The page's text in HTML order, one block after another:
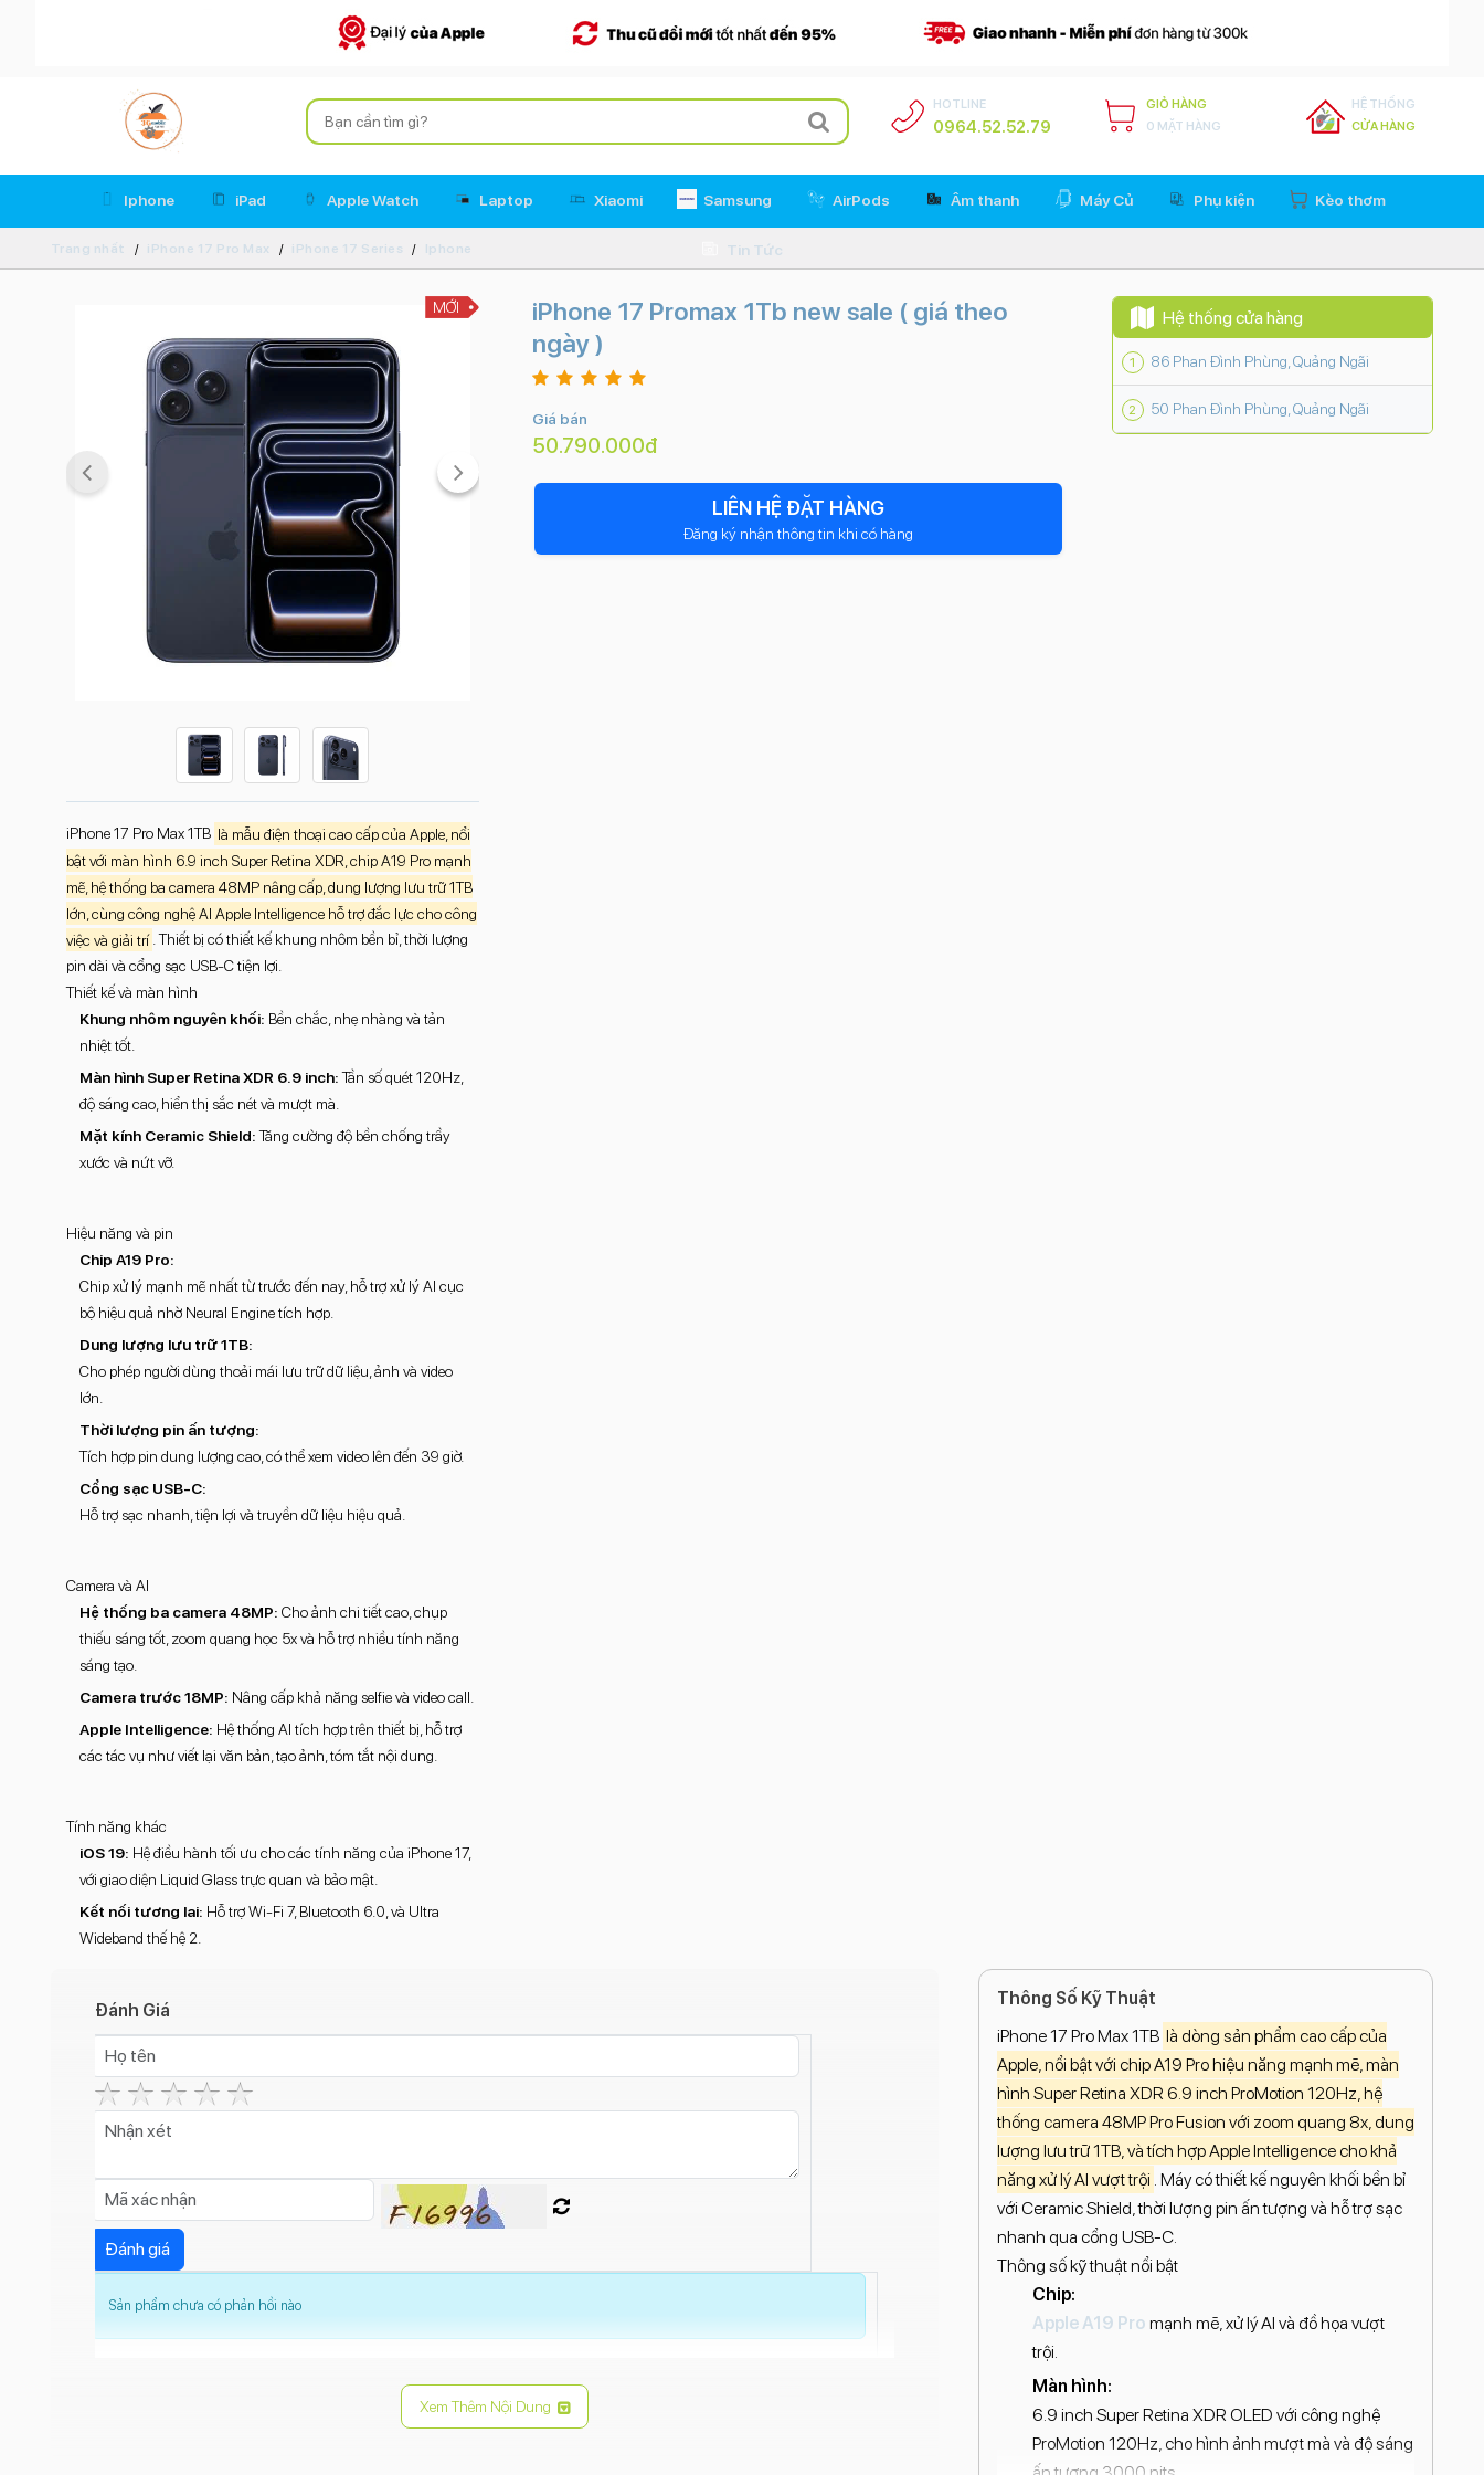
HOTLINE
0964.52.52.79
GIỎ HÀNG
0 MẶT HÀNG
HỆ THỐNG
CỬA HÀNG
Iphone iPad Apple Watch Laptop Xiaomi Samsung AirPods Âm thanh Máy Củ Phụ kiện Kèo thơm
Tin Tức
Trang nhất iPhone 17 Pro Max iPhone 17 Series Iphone
MỚI
iPhone 17 Pro Max 1TB là mẫu điện thoại cao cấp của Apple, nổi
bật với màn hình 6.9 inch Super Retina XDR, chip A19 Pro mạnh
mẽ, hệ thống ba camera 48MP nâng cấp, dung lượng lưu trữ 1TB
lớn, cùng công nghệ AI Apple Intelligence hỗ trợ đắc lực cho công
việc và giải trí . Thiết bị có thiết kế khung nhôm bền bỉ, thời lượng
pin dài và cổng sạc USB-C tiện lợi.
Thiết kế và màn hình
Khung nhôm nguyên khối: Bền chắc, nhẹ nhàng và tản
nhiệt tốt.
Màn hình Super Retina XDR 6.9 inch:Tần số quét 120Hz,
độ sáng cao, hiển thị sắc nét và mượt mà.
Mặt kính Ceramic Shield:Tăng cường độ bền chống trầy
xước và nứt vỡ.
Hiệu năng và pin
Chip A19 Pro:
Chip xử lý mạnh mẽ nhất từ trước đến nay, hỗ trợ xử lý AI cục
bộ hiệu quả nhờ Neural Engine tích hợp.
Dung lượng lưu trữ 1TB:
Cho phép người dùng thoải mái lưu trữ dữ liệu, ảnh và video
lớn.
Thời lượng pin ấn tượng:
Tích hợp pin dung lượng cao, có thể xem video lên đến 39 giờ.
Cổng sạc USB-C:
Hỗ trợ sạc nhanh, tiện lợi và truyền dữ liệu hiệu quả.
Camera và AI
Hệ thống ba camera 48MP: Cho ảnh chi tiết cao, chụp
thiếu sáng tốt, zoom quang học 5x và hỗ trợ nhiều tính năng
sáng tạo.
Camera trước 18MP: Nâng cấp khả năng selfie và video call.
Apple Intelligence: Hệ thống AI tích hợp trên thiết bị, hỗ trợ
các tác vụ như viết lại văn bản, tạo ảnh, tóm tắt nội dung.
Tính năng khác
iOS 19: Hệ điều hành tối ưu cho các tính năng của iPhone 17,
với giao diện Liquid Glass trực quan và bảo mật.
Kết nối tương lai: Hỗ trợ Wi-Fi 7, Bluetooth 6.0, và Ultra
Wideband thế hệ 2.
iPhone 17 Promax 1Tb new sale ( giá theo
ngày )
Giá bán
50.790.000đ
LIÊN HỆ ĐẶT HÀNG
Đăng ký nhận thông tin khi có hàng
Hệ thống cửa hàng
86 Phan Đình Phùng, Quảng Ngãi
50 Phan Đình Phùng, Quảng Ngãi
Đánh Giá
Sản phẩm chưa có phản hồi nào
Xem Thêm Nội Dung
Thông Số Kỹ Thuật
iPhone 17 Pro Max 1TB là dòng sản phẩm cao cấp của
Apple, nổi bật với chip A19 Pro hiệu năng mạnh mẽ, màn
hình Super Retina XDR 6.9 inch ProMotion 120Hz, hệ
thống camera 48MP Pro Fusion với zoom quang 8x, dung
lượng lưu trữ 1TB, và tích hợp Apple Intelligence cho khả
năng xử lý AI vượt trội . Máy có thiết kế nguyên khối bền bỉ
với Ceramic Shield, thời lượng pin ấn tượng và hỗ trợ sạc
nhanh qua cổng USB-C.
Thông số kỹ thuật nổi bật
Chip:
Apple A19 Pro mạnh mẽ, xử lý AI và đồ họa vượt
trội.
Màn hình:
6.9 inch Super Retina XDR OLED với công nghệ
ProMotion 120Hz, cho hình ảnh mượt mà và độ sáng